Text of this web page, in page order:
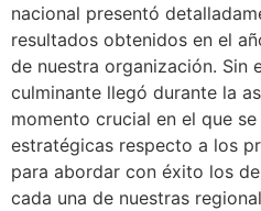
nacional presentó
resultados obtenidos en el
de nuestra organización. Sin
culminante llegó durante la
momento crucial en el que
estratégicas respecto a los
para abordar con éxito los
cada una de nuestras